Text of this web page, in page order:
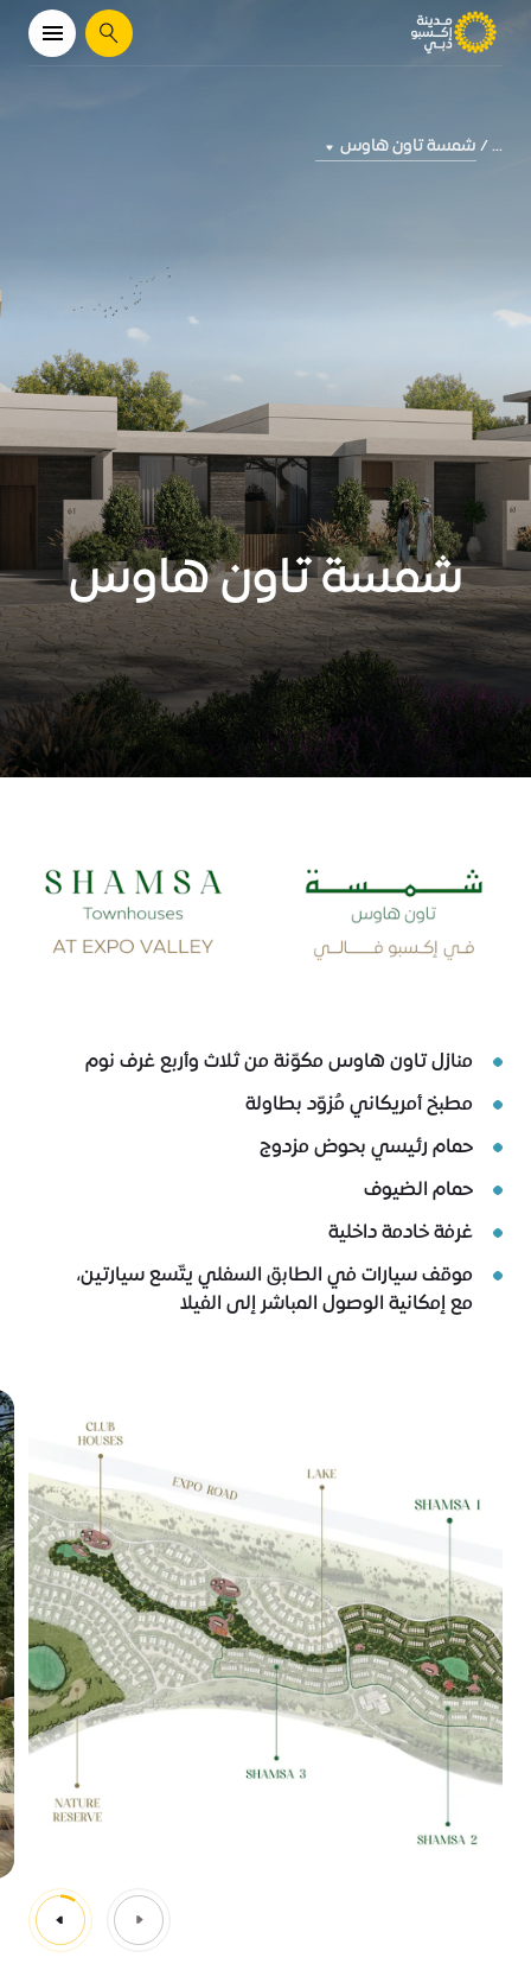
يبحث
... شمسة تاون هاوس
شمسة تاون هاوس
منازل تاون هاوس مكوّنة من ثلاث وأربع غرف نوم
مطبخ أمريكاني مُزوّد بطاولة
حمام رئيسي بحوض مزدوج
حمام الضيوف
غرفة خادمة داخلية
موقف سيارات في الطابق السفلي يتّسع سيارتين،
مع إمكانية الوصول المباشر إلى الفيلا